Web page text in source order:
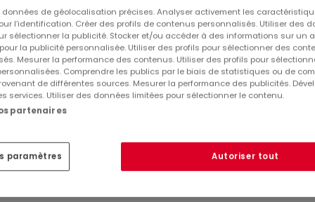
beauté de votre environnement.
à la hauteur de vos attentes les plus élevées.
chaleur douce et enveloppante tout au long de l'année.
au design raffiné et l'utilisation de matériaux de qualité,
vie. De plus, vous avez la possibilité de personnaliser
ressemble et qui répond à vos aspirations.
calme et sécurité. Sa proximité avec la frontière
avantages d'un environnement international
accessibles, facilitant votre quotidien.
le 1er Trimestre 2026, vous offrant ainsi le temps
Réf atHome
RéfAgence
données de géolocalisation précises. Analyser activement les
l’identification. Créer des profils de contenus personnalisés. Utiliser des
sélectionner la publicité. Stocker et/ou accéder à des informations sur un
la publicité personnalisée. Utiliser des profils pour sélectionner des
Mesurer la performance des contenus. Utiliser des profils pour
Comprendre les publics par le biais de statistiques ou de
de différentes sources. Mesurer la performance des publicités.
services. Utiliser des données limitées pour sélectionner le contenu.
partenaires
paramètres Autoriser tout